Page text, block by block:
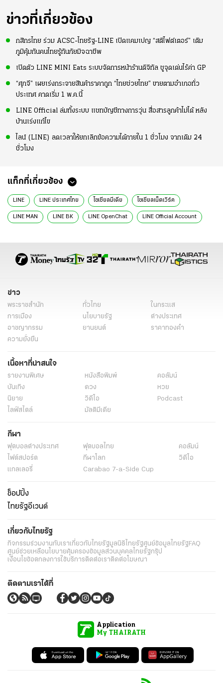
ข่าวที่เกี่ยวข้อง
กสิกรไทย ร่วม ACSC-ไทยรัฐ-LINE เปิดแคมเปญ “สติไฟต์เตอร์” เติม
ภูมิคุ้มกันคนไทยรู้ทันภัยมิจฉาชีพ
เปิดตัว LINE MINI Eats ระบบจัดการหน้าร้านดิจิทัล ชูจุดเด่นไร้ค่า GP
“ศุภจี” เผยเร่งกระจายสินค้าราคาถูก “ไทยช่วยไทย” ขายตามอำเภอทั่ว
ประเทศ คาดเริ่ม 1 พ.ค.นี้
LINE Official ล่มทั้งระบบ แชทบัญชีทางการวุ่น สื่อสารลูกค้าไม่ได้ หลัง
บ้านเร่งแก้ไข
ไลน์ (LINE) ลดเวลาให้ยกเลิกข้อความได้ภายใน 1 ชั่วโมง จากเดิม 24
ชั่วโมง
แท็กที่เกี่ยวข้อง
LINE LINE ประเทศไทย โซเชียลมีเดีย โซเชียลเน็ตเวิร์ค
LINE MAN LINE BK LINE OpenChat LINE Official Account
ข่าว
พระราชสำนัก ทั่วไทย
ในกระแส
การเมือง
นโยบายรัฐ
ต่างประเทศ
อาชญากรรม
ยานยนต์
ราคาทองคำ
ความยั่งยืน
เนื้อหาที่น่าสนใจ
รายงานพิเศษ หนังสือพิมพ์
คอลัมน์
บันเทิง
ดวง
หวย
นิยาย
วิดีโอ
Podcast
ไลฟ์สไตล์
มัลติมีเดีย
กีฬา
ฟุตบอลต่่างประเทศ ฟุตบอลไทย
คอลัมน์
ไฟต์สปอร์ต
กีฬาโลก
วิดีโอ
แกลเลอรี่
Carabao 7-a-Side Cup
ช็อปปิ้ง
ไทยรัฐอีเวนต์
เกี่ยวกับไทยรัฐ
กิจกรรมร่วมงานกับเราเกี่ยวกับไทยรัฐมูลนิธิไทยรัฐศูนย์ข้อมูลไทยรัฐFAQ
ศูนย์ช่วยเหลือนโยบายคุ้มครองข้อมูลส่วนบุคคลไทยรัฐกรุ๊ป
เงื่อนไขข้อตกลงการใช้บริการติดต่อเราติดต่อโฆษณา
ติดตามเราได้ที่
Application
My THAIRATH